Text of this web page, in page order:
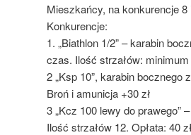
Mieszkańcy, na konkurencje
Konkurencje:
1. „Biathlon 1/2” – karabin
czas. Ilość strzałów:
2 „Ksp 10”, karabin bocznego
Broń i amunicja +30 zł
3 „Kcz 100 lewy do prawego”
Ilość strzałów 12. Opłata: 40